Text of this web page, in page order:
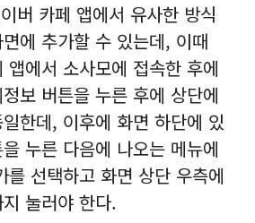
버 카페 앱에서 유사한 방식
에 추가할 수 있는데, 이때
앱에서 소사모에 접속한 후에
보 버튼을 누른 후에 상단에
한데, 이후에 화면 하단에 있
누른 다음에 나오는 메뉴에
를 선택하고 화면 상단 우측에
눌러야 한다.